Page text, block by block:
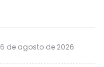
6 de agosto de 2026